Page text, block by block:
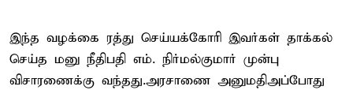
இந்த வழக்கை ரத்து செய்யக்கோரி இவர்கள் தாக்கல்
செய்த மனு நீதிபதி எம். நிர்மல்குமார் முன்பு
விசாரணைக்கு வந்தது.அரசாணை அனுமதிஅப்போது